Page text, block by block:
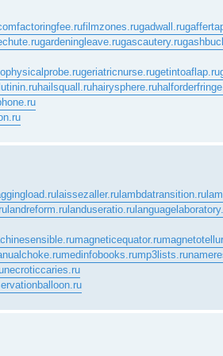
factoringfee.rufilmzones.rugadwall.ru
gardeningleave.rugascautery.ru
geriatricnurse.rugetintoaflap.ru
hailsquall.ruhairysphere.ru
laissezaller.rulambdatransition.ru
landreform.rulanduseratio.ru
magneticequator.ru
medinfobooks.rump3lists.ru
necroticcaries.ru